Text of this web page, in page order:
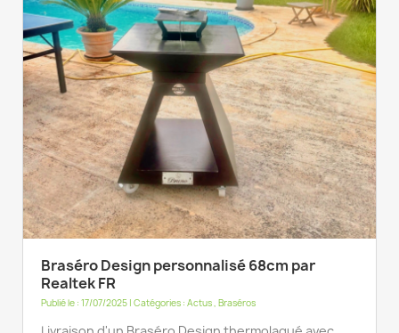
Braséro Design personnalisé 68cm par
Realtek FR
Publié le : 17/07/2025 | Catégories : Actus, Braséros